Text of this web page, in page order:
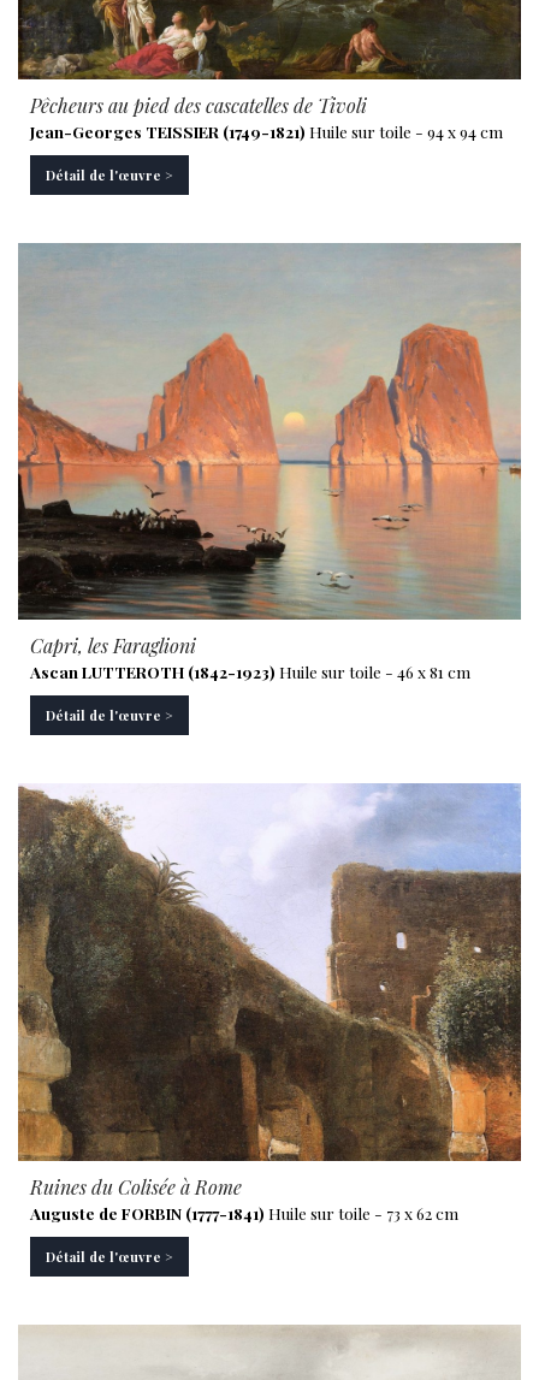
Pêcheurs au pied des cascatelles de Tivoli
Jean-Georges TEISSIER (1749-1821) Huile sur toile - 94 x 94 cm
Détail de l'œuvre >
Capri, les Faraglioni
Ascan LUTTEROTH (1842-1923) Huile sur toile - 46 x 81 cm
Détail de l'œuvre >
Ruines du Colisée à Rome
Auguste de FORBIN (1777-1841) Huile sur toile - 73 x 62 cm
Détail de l'œuvre >